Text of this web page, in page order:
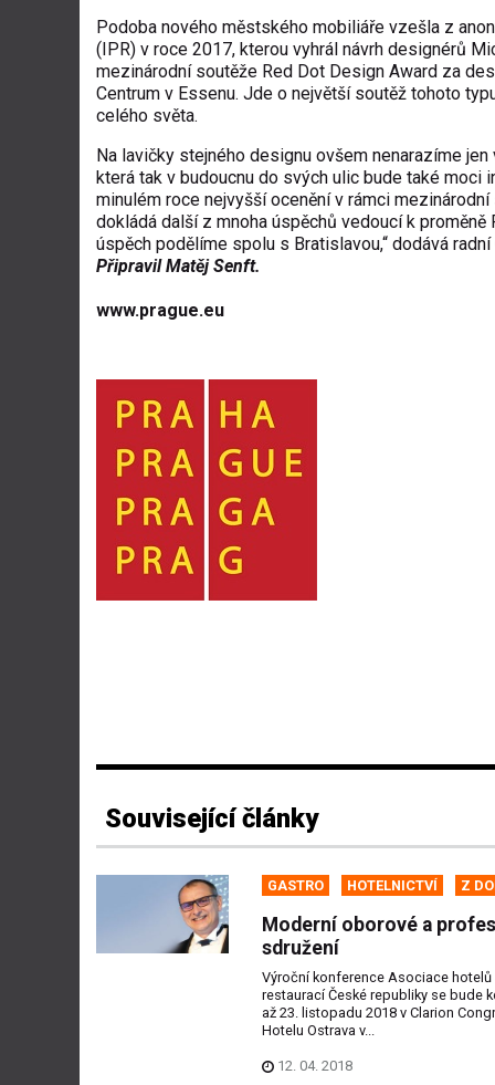
Podoba nového městského mobiliáře vzešla z
(IPR) v roce 2017, kterou vyhrál návrh designérů
mezinárodní soutěže Red Dot Design Award za
Centrum v Essenu. Jde o největší soutěž tohoto
celého světa.
Na lavičky stejného designu ovšem nenarazíme
která tak v budoucnu do svých ulic bude také
minulém roce nejvyšší ocenění v rámci
dokládá další z mnoha úspěchů vedoucí k
úspěch podělíme spolu s Bratislavou,“ dodává radní
Připravil Matěj Senft.
www.prague.eu
Související články
GASTRO HOTELNICTVÍ Z
Moderní oborové a
sdružení
Výroční konference Asociace hotelů
restaurací České republiky se bude
až 23. listopadu 2018 v Clarion
Hotelu Ostrava v...
12. 04. 2018